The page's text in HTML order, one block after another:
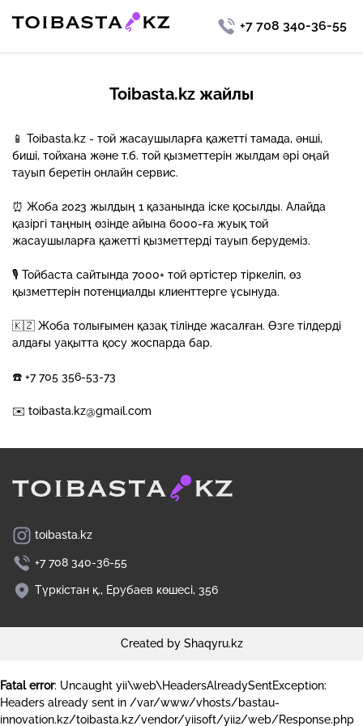
+7 708 340-36-55
Toibasta.kz жайлы
📱 Toibasta.kz - той жасаушыларға қажетті тамада, әнші,
биші, тойхана және т.б. той қызметтерін жылдам әрі оңай
тауып беретін онлайн сервис.
⏰ Жоба 2023 жылдың 1 қазанында іске қосылды. Алайда
қазіргі таңның өзінде айына 6000-ға жуық той
жасаушыларға қажетті қызметтерді тауып берудеміз.
🎙 Тойбаста сайтында 7000+ той әртістер тіркеліп, өз
қызметтерін потенциалды клиенттерге ұсынуда.
🇰🇿 Жоба толығымен қазақ тілінде жасалған. Өзге тілдерді
алдағы уақытта қосу жоспарда бар.
☎️ +7 705 356-53-73
✉️ toibasta.kz@gmail.com
toibasta.kz
+7 708 340-36-55
Түркістан қ., Ерубаев көшесі, 356
Created by Shaqyru.kz
Fatal error: Uncaught yii\web\HeadersAlreadySentException:
Headers already sent in /var/www/vhosts/bastau-
innovation.kz/toibasta.kz/vendor/yiisoft/yii2/web/Response.php